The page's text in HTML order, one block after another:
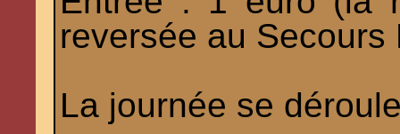
reversée au Secours
La journée se